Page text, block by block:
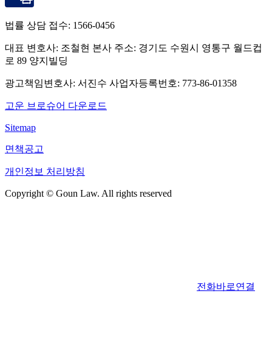
법률 상담 접수: 1566-0456
대표 변호사: 조철현 본사 주소: 경기도 수원시 영통구 월드컵
로 89 양지빌딩
광고책임변호사: 서진수 사업자등록번호: 773-86-01358
고운 브로슈어 다운로드
Sitemap
면책공고
개인정보 처리방침
Copyright © Goun Law. All rights reserved
전화바로연결